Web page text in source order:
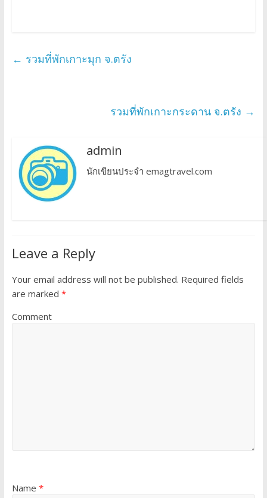
← รวมที่พักเกาะมุก จ.ตรัง
รวมที่พักเกาะกระดาน จ.ตรัง →
admin
นักเขียนประจำ emagtravel.com
Leave a Reply
Your email address will not be published. Required fields
are marked *
Comment
Name *